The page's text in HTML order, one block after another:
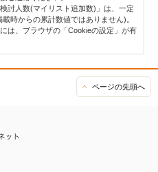
討人数(マイリスト追加数)」は、一定
時からの累計数値ではありません)。
は、ブラウザの「Cookieの設定」が有
ページの先頭へ